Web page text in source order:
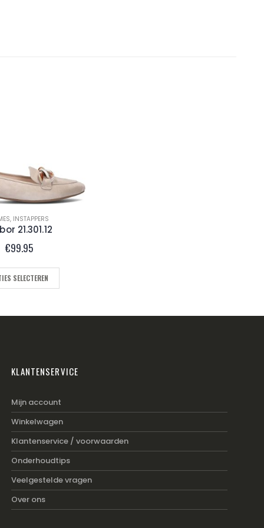
, INSTAPPERS
21.301.12
€99.95
SELECTEREN
KLANTENSERVICE
Mijn account
Winkelwagen
Klantenservice / voorwaarden
Onderhoudtips
Veelgestelde vragen
Over ons